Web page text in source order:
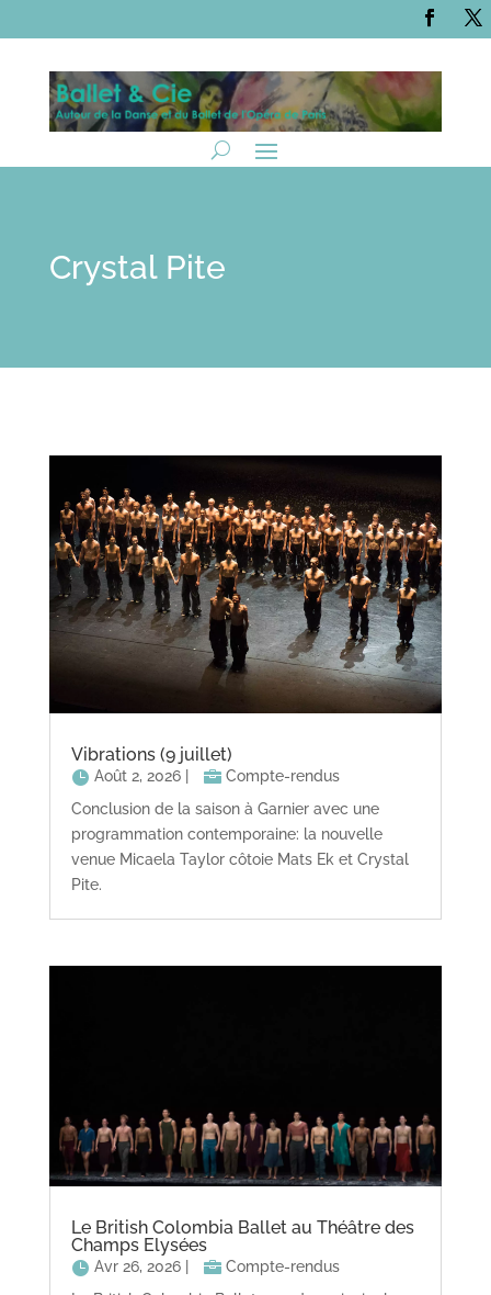
Crystal Pite
Vibrations (9 juillet)
Août 2, 2026|
Compte-rendus
Conclusion de la saison à Garnier avec une
programmation contemporaine: la nouvelle
venue Micaela Taylor côtoie Mats Ek et Crystal
Pite.
Le British Colombia Ballet au Théâtre des
Champs Elysées
Avr 26, 2026|
Compte-rendus